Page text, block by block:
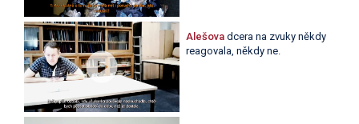
Alešova dcera na zvuky někdy
reagovala, někdy ne.